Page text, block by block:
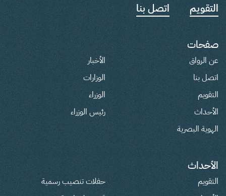
التقويم اتصل بنا
صفحات
عن الرواق
اتصل بنا
التقويم
الأحداث
الهوية البصرية
الأخبار
الوزارات
الوزراء
رئيس الوزراء
الأحداث
التقويم
حفلات تنصيب رسمية